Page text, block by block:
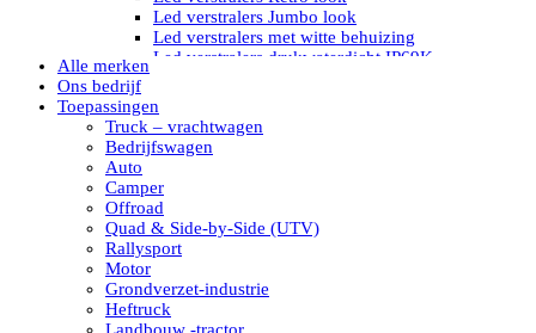
Led verstralers Jumbo look
Led verstralers met witte behuizing
Led verstralers drukwaterdicht IP69K
LED WERKLAMPEN
Model werklamp
Led werklamp vierkant
Led werklamp ovaal
Led werklamp kleur wit
Combinatie LED werklampen
Led achteruitrijverlichting
Led onderbouw achteruitrijlamp
Led werklamp industrieel
Alle merken
Ons bedrijf
Toepassingen
Truck – vrachtwagen
Bedrijfswagen
Auto
Camper
Offroad
Quad & Side-by-Side (UTV)
Rallysport
Motor
Grondverzet-industrie
Heftruck